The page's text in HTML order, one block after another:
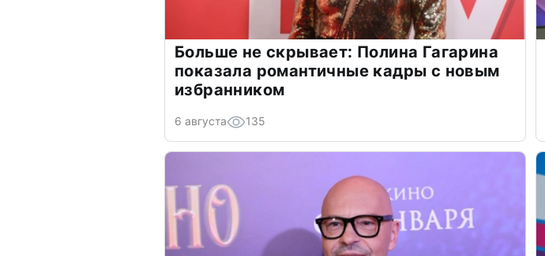
Больше не скрывает: Полина Гагарина
показала романтичные кадры с новым
избранником
6 августа 135